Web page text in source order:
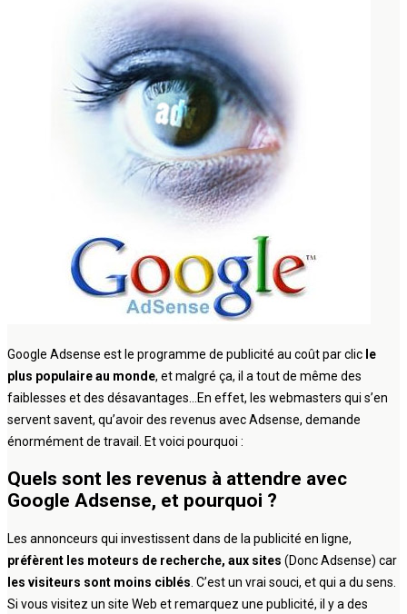
Google Adsense est le programme de publicité au coût par clic le
plus populaire au monde, et malgré ça, il a tout de même des
faiblesses et des désavantages…En effet, les webmasters qui s’en
servent savent, qu’avoir des revenus avec Adsense, demande
énormément de travail. Et voici pourquoi :
Quels sont les revenus à attendre avec
Google Adsense, et pourquoi ?
Les annonceurs qui investissent dans de la publicité en ligne,
préfèrent les moteurs de recherche, aux sites (Donc Adsense) car
les visiteurs sont moins ciblés . C’est un vrai souci, et qui a du sens.
Si vous visitez un site Web et remarquez une publicité, il y a des